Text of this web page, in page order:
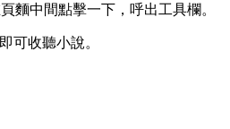
麵中間點擊一下，呼出工具欄。
可收聽小說。